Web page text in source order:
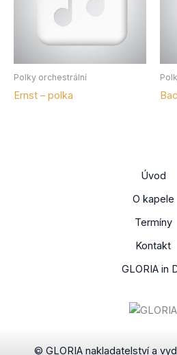
Polky orchestrální
Ernst – polka
Úvod
O kapele
Termíny
Kontakt
GLORIA in
© GLORIA nakladatelství a